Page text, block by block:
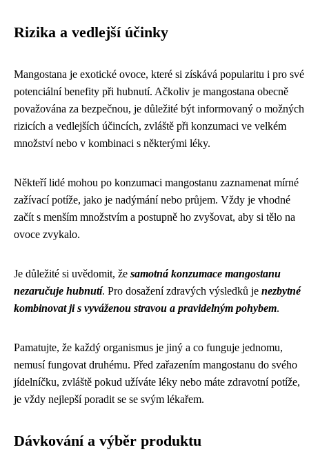
Rizika a vedlejší účinky
Mangostana je exotické ovoce, které si získává popularitu i pro své
potenciální benefity při hubnutí. Ačkoliv je mangostana obecně
považována za bezpečnou, je důležité být informovaný o možných
rizicích a vedlejších účincích, zvláště při konzumaci ve velkém
množství nebo v kombinaci s některými léky.
Někteří lidé mohou po konzumaci mangostanu zaznamenat mírné
zažívací potíže, jako je nadýmání nebo průjem. Vždy je vhodné
začít s menším množstvím a postupně ho zvyšovat, aby si tělo na
ovoce zvykalo.
Je důležité si uvědomit, že samotná konzumace mangostanu
nezaručuje hubnutí. Pro dosažení zdravých výsledků je nezbytné
kombinovat ji s vyváženou stravou a pravidelným pohybem.
Pamatujte, že každý organismus je jiný a co funguje jednomu,
nemusí fungovat druhému. Před zařazením mangostanu do svého
jídelníčku, zvláště pokud užíváte léky nebo máte zdravotní potíže,
je vždy nejlepší poradit se se svým lékařem.
Dávkování a výběr produktu